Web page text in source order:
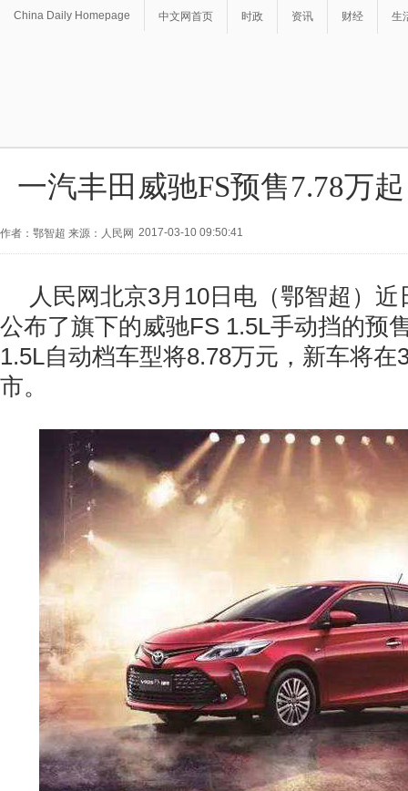
China Daily Homepage 中文网首页 时政 资讯 财经 生
一汽丰田威驰FS预售7.78万
作者：鄂智超 来源：人民网 2017-03-10 09:50:41
人民网北京3月10日电（鄂智超）
公布了旗下的威驰FS 1.5L手动挡的预
1.5L自动档车型将8.78万元，新车将在
市。